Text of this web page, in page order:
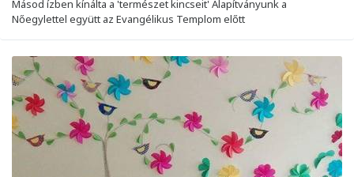
Másod ízben kínálta a 'természet kincseit' Alapítványunk a
Nőegylettel együtt az Evangélikus Templom előtt